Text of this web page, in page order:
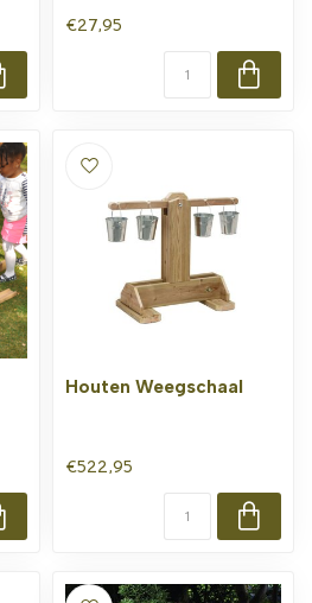
€27,95
Houten Weegschaal
€522,95